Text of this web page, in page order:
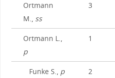
Ortmann
M., ss
3
Ortmann L.,
p
1
Funke S., p 2